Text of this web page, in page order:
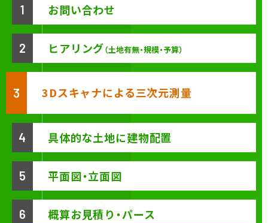
1 お問い合わせ
2 ヒアリング（土地有無・規模・予算）
3 3Dスキャナによる三次元測量
4 具体的な土地に建物配置
5 平面図・立面図
6 概算お見積り ・パース